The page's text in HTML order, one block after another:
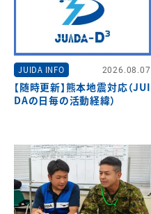
JUIDA INFO 2026.08.07
【随時更新】熊本地震対応（JUI
DAの日毎の活動経緯）